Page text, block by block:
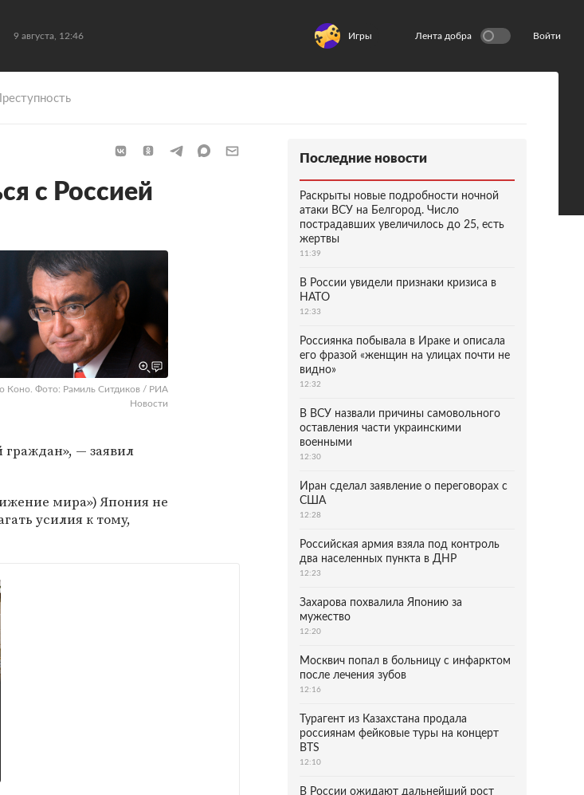
9 августа, 12:46 Игры Лента добра Войти
Преступность
с Россией
Коно. Фото: Рамиль Ситдиков / РИА
Новости
— заявил
мира») Япония не
усилия к тому,
Последние новости
Раскрыты новые подробности ночной
атаки ВСУ на Белгород. Число
пострадавших увеличилось до 25, есть
жертвы
11:39
В России увидели признаки кризиса в
НАТО
12:33
Россиянка побывала в Ираке и описала
его фразой «женщин на улицах почти не
видно»
12:32
В ВСУ назвали причины самовольного
оставления части украинскими
военными
12:30
Иран сделал заявление о переговорах с
США
12:28
Российская армия взяла под контроль
два населенных пункта в ДНР
12:23
Захарова похвалила Японию за
мужество
12:20
Москвич попал в больницу с инфарктом
после лечения зубов
12:16
Турагент из Казахстана продала
россиянам фейковые туры на концерт
BTS
12:10
В России ожидают дальнейший рост